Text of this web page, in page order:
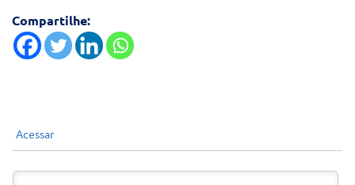
Compartilhe:
Acessar